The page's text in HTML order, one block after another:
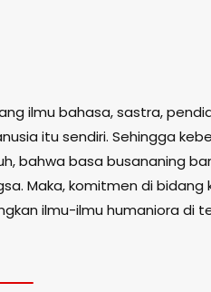
ilmu bahasa, sastra,
itu sendiri. Sehingga
bahwa basa busananing
Maka, komitmen di
ilmu-ilmu humaniora di